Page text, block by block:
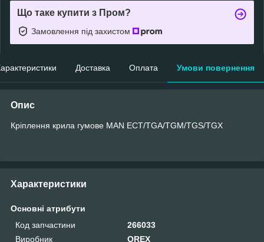
Що таке купити з Пром?
Замовлення під захистом
Доставка Оплата Умови повернення
Опис
Кріплення крила гумове MAN ECT/TGA/TGM/TGS/TGX
Характеристики
Основні атрибути
Код запчастини
266033
Виробник
OREX